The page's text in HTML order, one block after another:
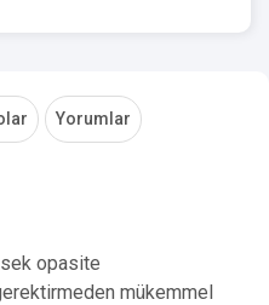
Yorumlar
opasite
mükemmel